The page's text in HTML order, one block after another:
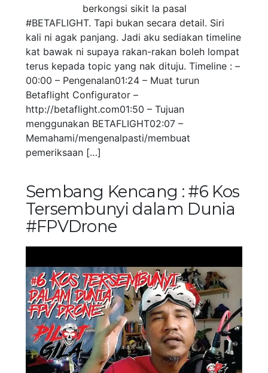
berkongsi sikit la pasal
#BETAFLIGHT. Tapi bukan secara detail. Siri
kali ni agak panjang. Jadi aku sediakan timeline
kat bawak ni supaya rakan-rakan boleh lompat
terus kepada topic yang nak dituju. Timeline : –
00:00 – Pengenalan01:24 – Muat turun
Betaflight Configurator –
http://betaflight.com01:50 – Tujuan
menggunakan BETAFLIGHT02:07 –
Memahami/mengenalpasti/membuat
pemeriksaan […]
Sembang Kencang : #6 Kos
Tersembunyi dalam Dunia
#FPVDrone